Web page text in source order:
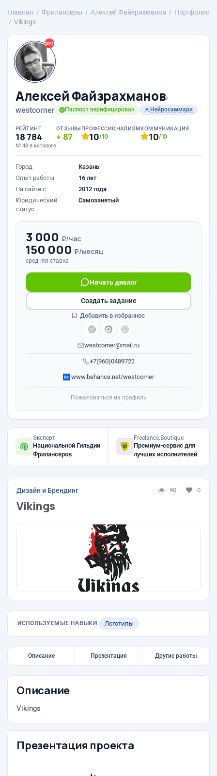
Главная Фрилансеры Алексей Файзрахманов
Портфолио
Vikings
Алексей Файзрахманов›
westcorner Паспорт верифицирован Нейросаммари
РЕЙТИНГ
18 784
№ 48 в каталоге
ОТЗЫВЫ
87
ПРОФЕССИОНАЛИЗМ
10/10
КОММУНИКАЦИЯ
10/10
Город
Казань
Опыт работы
16 лет
На сайте с
2012 года
Юридический
статус
Самозанятый
3 000 ₽/час
150 000 ₽/месяц
средняя ставка
+7(960)0489722
Начать диалог
westcorner@mail.ru
www.behance.net/westcorner
Создать задание
Добавить в избранное
Пожаловаться на профиль
Эксперт
Национальной Гильдии
Фрилансеров
Freelance.Boutique
Премиум-сервис для
лучших исполнителей
Дизайн и Брендинг 90 0
Vikings
ИСПОЛЬЗУЕМЫЕ НАВЫКИ Логотипы
Описание Презентация Другие работы
Описание
Vikings
Презентация проекта